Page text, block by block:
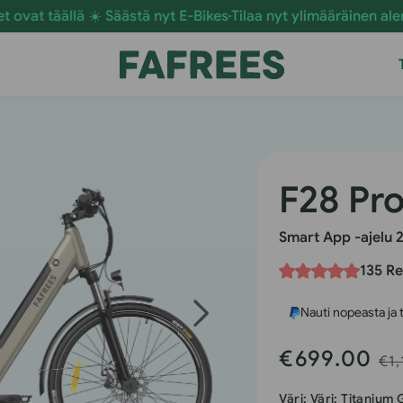
Säästä nyt E-BikesTilaa nyt ylimääräinen alennus
F28 Pro
Smart App -ajelu
135
Nauti nopeasta
Myyntihinta
€699.00
Väri: Väri: Titanium